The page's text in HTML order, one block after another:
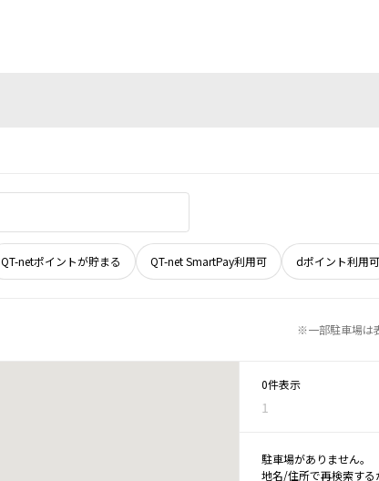
QT-netポイントが貯まる QT-net SmartPay利用可 dポイント利用可
※一部駐車場は
0件表示
1
駐車場がありません。
地名/住所で再検索す